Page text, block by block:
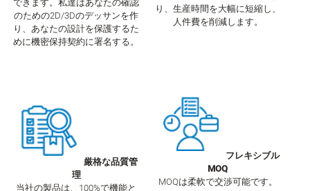
のための2D/3Dのデッサンを作
り、あなたの設計を保護するた
めに機密保持契約に署名する。
り、生産時間を大幅に短縮し、
人件費を削減します。
厳格な品質管
理
当社の製品は、100%で機能と
フレキシブル
MOQ
MOQは柔軟で交渉可能です。